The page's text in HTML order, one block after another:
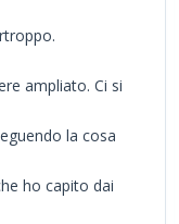
ampliato. Ci si
la cosa
ho capito dai